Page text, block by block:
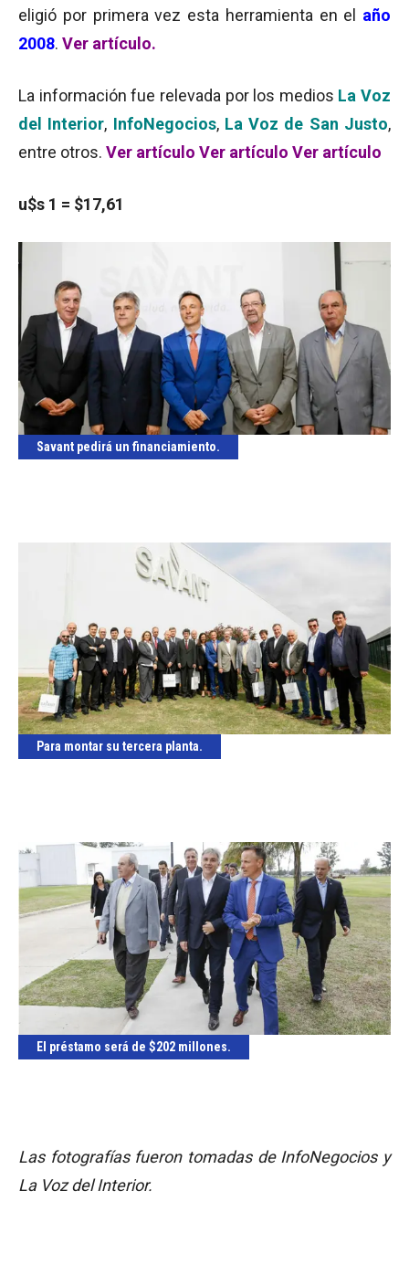
eligió por primera vez esta herramienta en el año
2008. Ver artículo.
La información fue relevada por los medios La Voz
del Interior, InfoNegocios, La Voz de San Justo,
entre otros. Ver artículo Ver artículo Ver artículo
u$s 1 = $17,61
Savant pedirá un financiamiento.
Para montar su tercera planta.
El préstamo será de $202 millones.
Las fotografías fueron tomadas de InfoNegocios y
La Voz del Interior.